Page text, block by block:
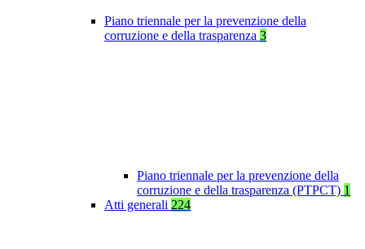
Piano triennale per la prevenzione della
corruzione e della trasparenza 3
Piano triennale per la prevenzione della
corruzione e della trasparenza (PTPCT) 1
Atti generali 224